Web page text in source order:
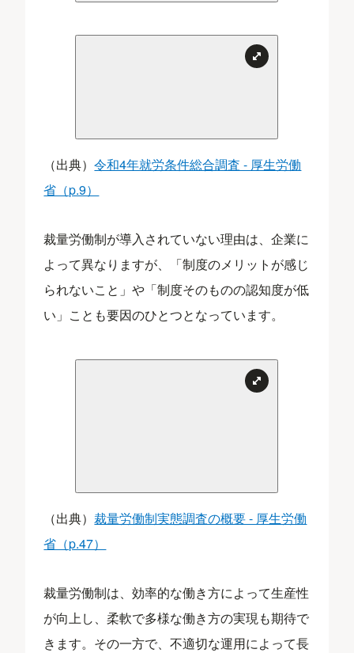
（出典）令和4年就労条件総合調査 - 厚生労働
省（p.9）
裁量労働制が導入されていない理由は、企業に
よって異なりますが、「制度のメリットが感じ
られないこと」や「制度そのものの認知度が低
い」ことも要因のひとつとなっています。
（出典）裁量労働制実態調査の概要 - 厚生労働
省（p.47）
裁量労働制は、効率的な働き方によって生産性
が向上し、柔軟で多様な働き方の実現も期待で
きます。その一方で、不適切な運用によって長